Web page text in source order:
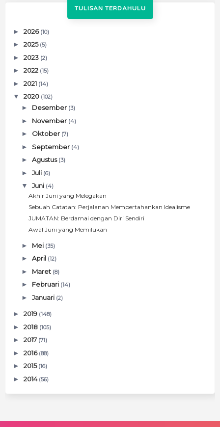
TULISAN TERDAHULU
► 2026 (10)
► 2025 (5)
► 2023 (2)
► 2022 (15)
► 2021 (14)
▼ 2020 (102)
► Desember (3)
► November (4)
► Oktober (7)
► September (4)
► Agustus (3)
► Juli (6)
▼ Juni (4)
Akhir Juni yang Melegakan
Sebuah Catatan: Perjalanan Mempertahankan Idealisme
JUMATAN: Berdamai dengan Diri Sendiri
Awal Juni yang Memilukan
► Mei (35)
► April (12)
► Maret (8)
► Februari (14)
► Januari (2)
► 2019 (148)
► 2018 (105)
► 2017 (71)
► 2016 (88)
► 2015 (16)
► 2014 (56)